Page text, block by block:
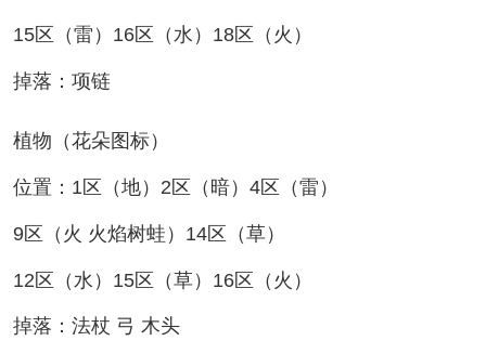
15区（雷）16区（水）18区（火）
掉落：项链
植物（花朵图标）
位置：1区（地）2区（暗）4区（雷）
9区（火 火焰树蛙）14区（草）
12区（水）15区（草）16区（火）
掉落：法杖 弓 木头